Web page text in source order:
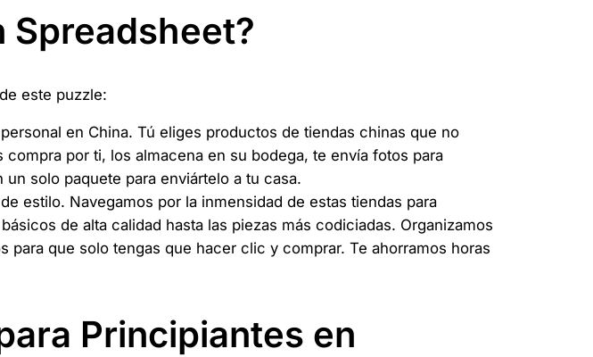
Spreadsheet?
este puzzle:
en China. Tú eliges productos de tiendas chinas que no
por ti, los almacena en su bodega, te envía fotos para
solo paquete para enviártelo a tu casa.
estilo. Navegamos por la inmensidad de estas tiendas para
de alta calidad hasta las piezas más codiciadas. Organizamos
para que solo tengas que hacer clic y comprar. Te ahorramos horas
Principiantes en